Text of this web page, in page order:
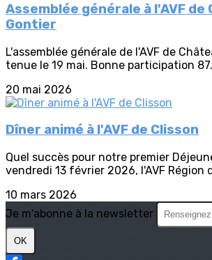
Assemblée générale à l'AVF de
Gontier
L'assemblée générale de l'AVF de
tenue le 19 mai. Bonne participation
20 mai 2026
Dîner animé à l'AVF de Clisson
Quel succès pour notre premier
vendredi 13 février 2026, l'AVF Région
10 mars 2026
Je m'abonne à la newsletter
OK